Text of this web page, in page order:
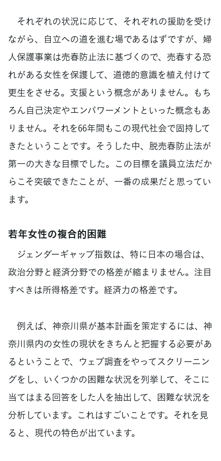
それぞれの状況に応じて、それぞれの援助を受け
ながら、自立への道を進む場であるはずですが、婦
人保護事業は売春防止法に基づくので、売春する恐
れがある女性を保護して、道徳的意識を植え付けて
更生をさせる。支援という概念がありません。もち
ろん自己決定やエンパワーメントといった概念もあ
りません。それを66年間もこの現代社会で固持して
きたということです。そうした中、脱売春防止法が
第一の大きな目標でした。この目標を議員立法だか
らこそ突破できたことが、一番の成果だと思ってい
ます。
若年女性の複合的困難
ジェンダーギャップ指数は、特に日本の場合は、
政治分野と経済分野での格差が縮まりません。注目
すべきは所得格差です。経済力の格差です。
例えば、神奈川県が基本計画を策定するには、神
奈川県内の女性の現状をきちんと把握する必要があ
るということで、ウェブ調査をやってスクリーニン
グをし、いくつかの困難な状況を列挙して、そこに
当てはまる回答をした人を抽出して、困難な状況を
分析しています。これはすごいことです。それを見
ると、現代の特色が出ています。